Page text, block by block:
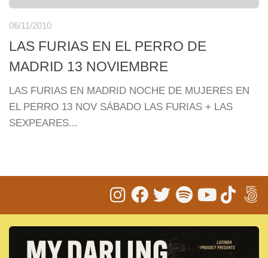
06/11/2010
LAS FURIAS EN EL PERRO DE
MADRID 13 NOVIEMBRE
LAS FURIAS EN MADRID NOCHE DE MUJERES EN
EL PERRO 13 NOV SÁBADO LAS FURIAS + LAS
SEXPEARES...